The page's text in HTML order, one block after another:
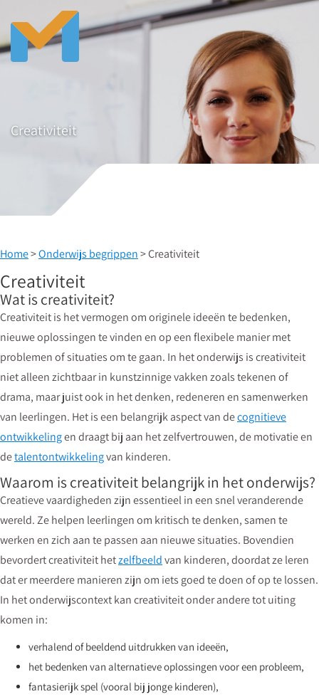
Creativiteit
Home>Onderwijs begrippen> Creativiteit
Creativiteit
Wat is creativiteit?
Creativiteit is het vermogen om originele ideeën te bedenken,
nieuwe oplossingen te vinden en op een flexibele manier met
problemen of situaties om te gaan. In het onderwijs is creativiteit
niet alleen zichtbaar in kunstzinnige vakken zoals tekenen of
drama, maar juist ook in het denken, redeneren en samenwerken
van leerlingen. Het is een belangrijk aspect van decognitieve
ontwikkelingen draagt bij aan het zelfvertrouwen, de motivatie en
detalentontwikkelingvan kinderen.
Waarom is creativiteit belangrijk in het onderwijs?
Creatieve vaardigheden zijn essentieel in een snel veranderende
wereld. Ze helpen leerlingen om kritisch te denken, samen te
werken en zich aan te passen aan nieuwe situaties. Bovendien
bevordert creativiteit hetzelfbeeldvan kinderen, doordat ze leren
dat er meerdere manieren zijn om iets goed te doen of op te lossen.
In het onderwijscontext kan creativiteit onder andere tot uiting
komen in:
verhalend of beeldend uitdrukken van ideeën,
het bedenken van alternatieve oplossingen voor een probleem,
fantasierijk spel (vooral bij jonge kinderen),